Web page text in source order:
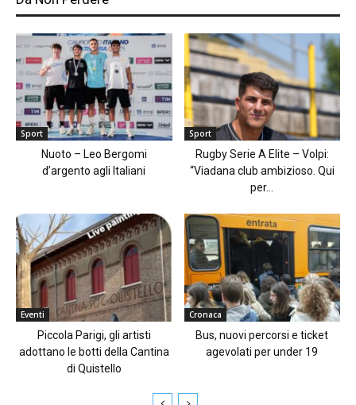
Sport
Nuoto – Leo Bergomi
d’argento agli Italiani
Sport
Rugby Serie A Elite – Volpi:
“Viadana club ambizioso. Qui
per...
Eventi
Piccola Parigi, gli artisti
adottano le botti della Cantina
di Quistello
Cronaca
Bus, nuovi percorsi e ticket
agevolati per under 19